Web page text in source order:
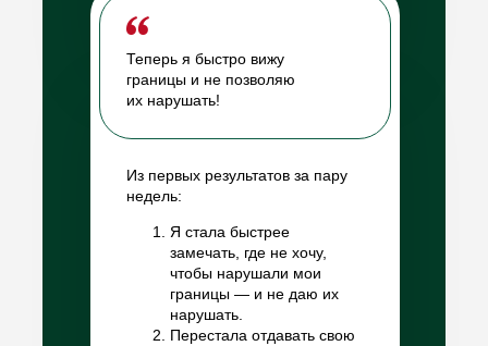
Из первых результатов за пару
недель:
Я стала быстрее
замечать, где не хочу,
чтобы нарушали мои
границы — и не даю их
нарушать.
Перестала отдавать свою
Теперь я быстро вижу
границы и не позволяю
их нарушать!